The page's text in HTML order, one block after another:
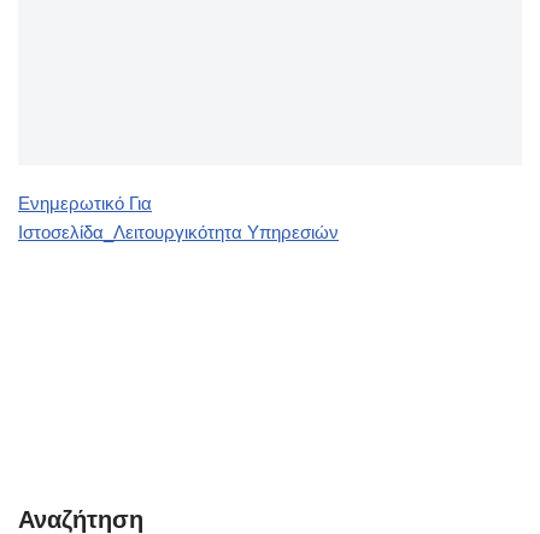
Ενημερωτικό Για
Ιστοσελίδα_Λειτουργικότητα Υπηρεσιών
Αναζήτηση